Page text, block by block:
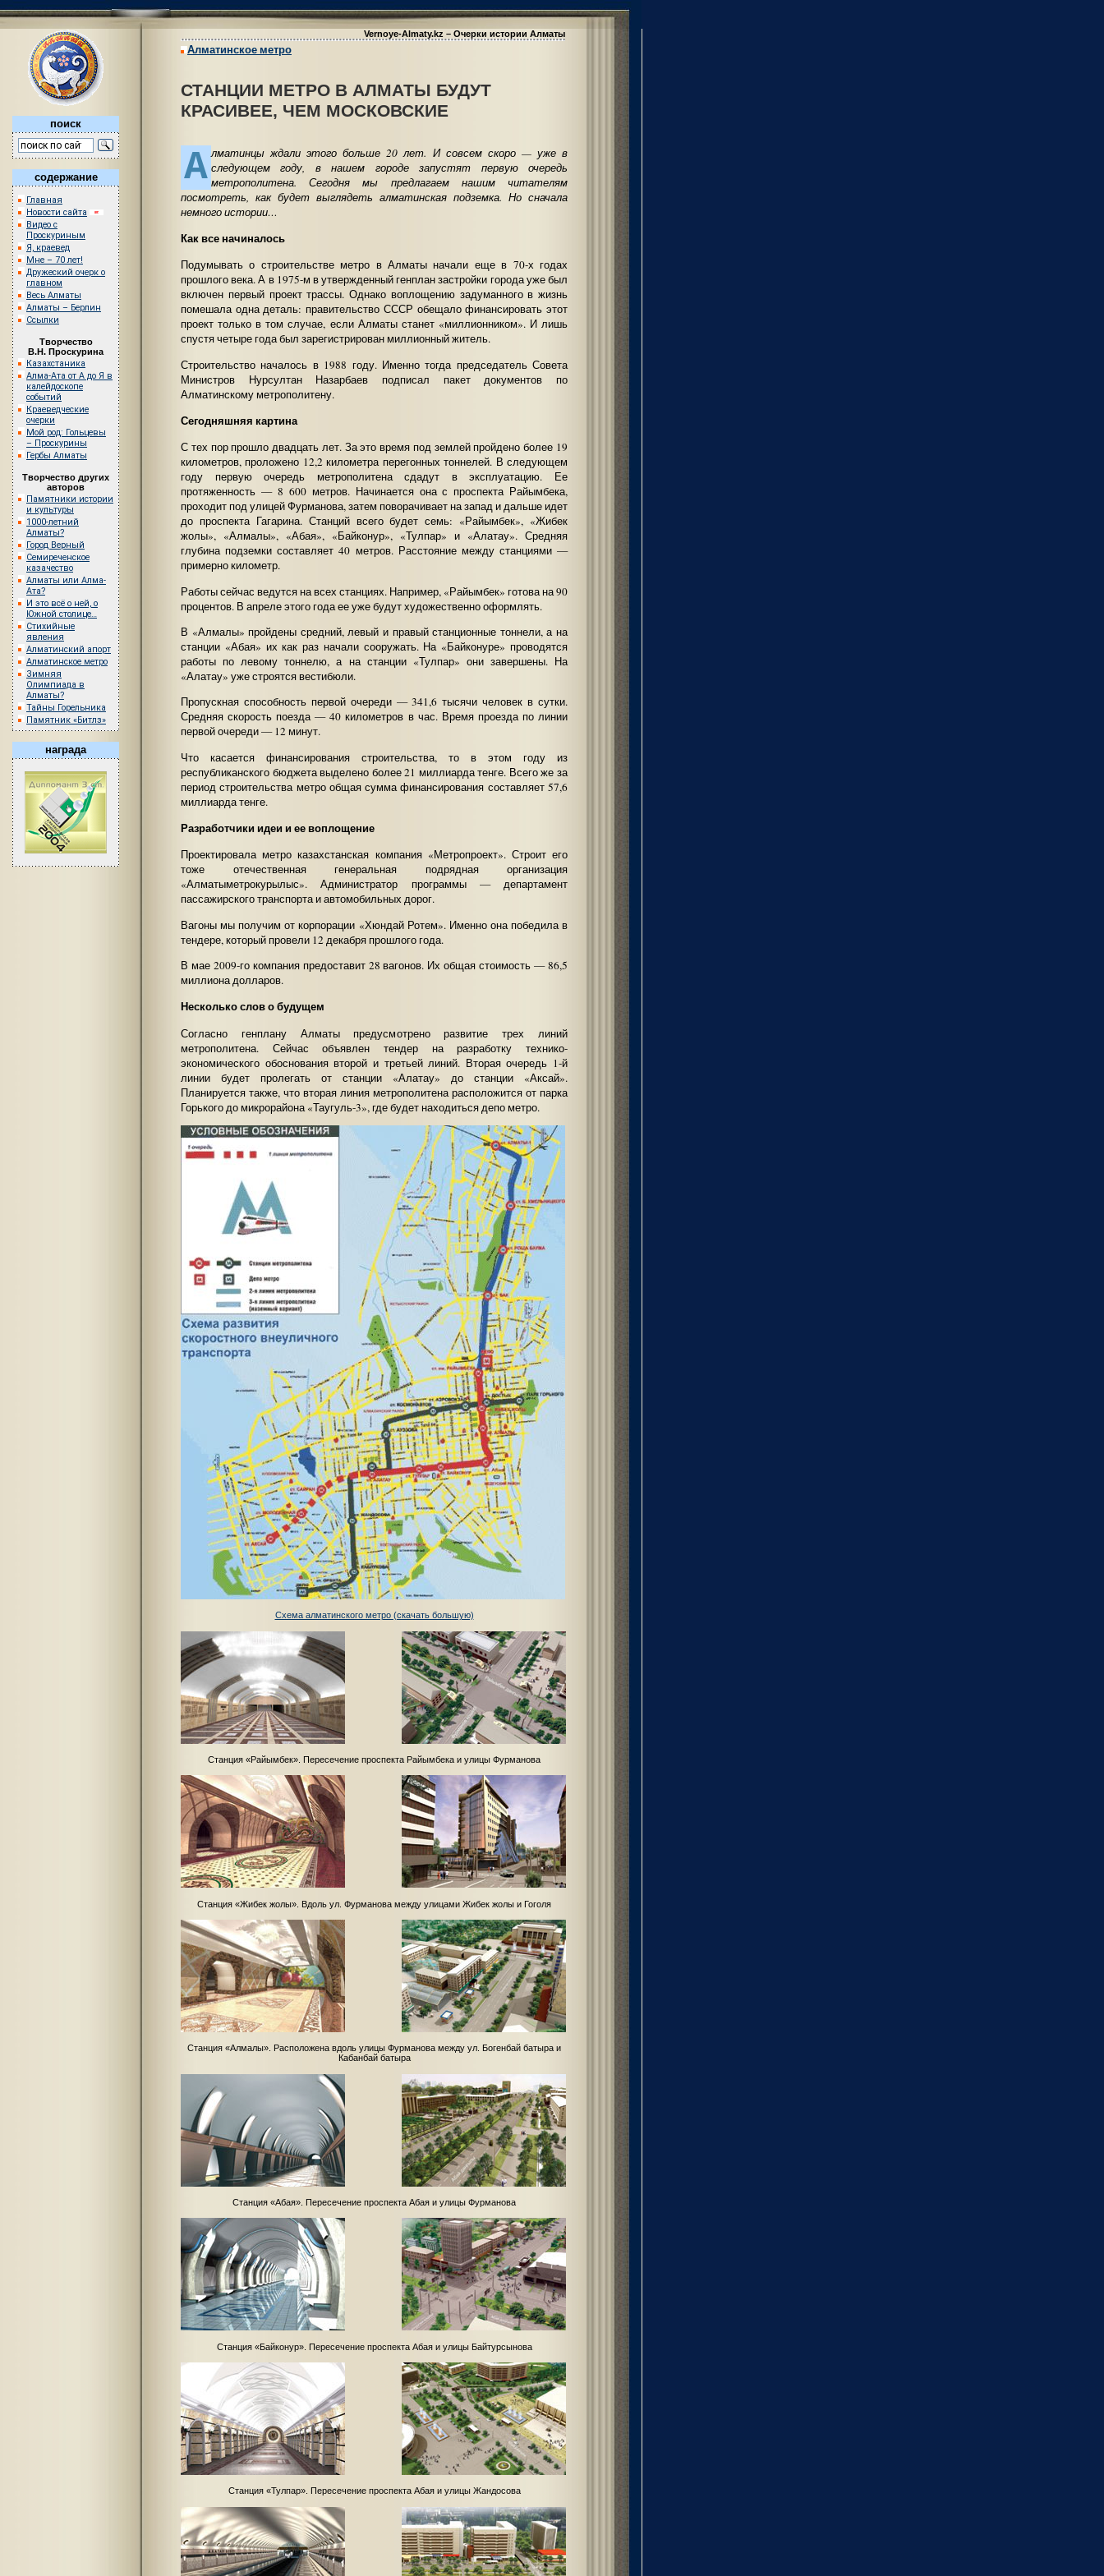
поиск
содержание
Главная
Новости сайта
Видео с
Проскуриным
Я, краевед
Мне – 70 лет!
Дружеский очерк о
главном
Весь Алматы
Алматы – Берлин
Ссылки
Творчество
В.Н. Проскурина
Казахстаника
Алма-Ата от А до Я в
калейдоскопе
событий
Краеведческие
очерки
Мой род: Гольцевы
– Проскурины
Гербы Алматы
Творчество других
авторов
Памятники истории
и культуры
1000-летний
Алматы?
Город Верный
Семиреченское
казачество
Алматы или Алма-
Ата?
И это всё о ней, о
Южной столице…
Стихийные
явления
Алматинский апорт
Алматинское метро
Зимняя
Олимпиада в
Алматы?
Тайны Горельника
Памятник «Битлз»
награда
Vernoye-Almaty.kz – Очерки истории Алматы
Алматинское метро
СТАНЦИИ МЕТРО В АЛМАТЫ БУДУТ
КРАСИВЕЕ, ЧЕМ МОСКОВСКИЕ
А лматинцы ждали этого больше 20 лет. И совсем скоро — уже в
следующем году, в нашем городе запустят первую очередь
метрополитена. Сегодня мы предлагаем нашим читателям
посмотреть, как будет выглядеть алматинская подземка. Но сначала
немного истории…
Как все начиналось
Подумывать о строительстве метро в Алматы начали еще в 70-х годах
прошлого века. А в 1975-м в утвержденный генплан застройки города уже был
включен первый проект трассы. Однако воплощению задуманного в жизнь
помешала одна деталь: правительство СССР обещало финансировать этот
проект только в том случае, если Алматы станет «миллионником». И лишь
спустя четыре года был зарегистрирован миллионный житель.
Строительство началось в 1988 году. Именно тогда председатель Совета
Министров Нурсултан Назарбаев подписал пакет документов по
Алматинскому метрополитену.
Сегодняшняя картина
С тех пор прошло двадцать лет. За это время под землей пройдено более 19
километров, проложено 12,2 километра перегонных тоннелей. В следующем
году первую очередь метрополитена сдадут в эксплуатацию. Ее
протяженность — 8 600 метров. Начинается она с проспекта Райымбека,
проходит под улицей Фурманова, затем поворачивает на запад и дальше идет
до проспекта Гагарина. Станций всего будет семь: «Райымбек», «Жибек
жолы», «Алмалы», «Абая», «Байконур», «Тулпар» и «Алатау». Средняя
глубина подземки составляет 40 метров. Расстояние между станциями —
примерно километр.
Работы сейчас ведутся на всех станциях. Например, «Райымбек» готова на 90
процентов. В апреле этого года ее уже будут художественно оформлять.
В «Алмалы» пройдены средний, левый и правый станционные тоннели, а на
станции «Абая» их как раз начали сооружать. На «Байконуре» проводятся
работы по левому тоннелю, а на станции «Тулпар» они завершены. На
«Алатау» уже строятся вестибюли.
Пропускная способность первой очереди — 341,6 тысячи человек в сутки.
Средняя скорость поезда — 40 километров в час. Время проезда по линии
первой очереди — 12 минут.
Что касается финансирования строительства, то в этом году из
республиканского бюджета выделено более 21 миллиарда тенге. Всего же за
период строительства метро общая сумма финансирования составляет 57,6
миллиарда тенге.
Разработчики идеи и ее воплощение
Проектировала метро казахстанская компания «Метропроект». Строит его
тоже отечественная генеральная подрядная организация
«Алматыметрокурылыс». Администратор программы — департамент
пассажирского транспорта и автомобильных дорог.
Вагоны мы получим от корпорации «Хюндай Ротем». Именно она победила в
тендере, который провели 12 декабря прошлого года.
В мае 2009-го компания предоставит 28 вагонов. Их общая стоимость — 86,5
миллиона долларов.
Несколько слов о будущем
Согласно генплану Алматы предусмотрено развитие трех линий
метрополитена. Сейчас объявлен тендер на разработку технико-
экономического обоснования второй и третьей линий. Вторая очередь 1-й
линии будет пролегать от станции «Алатау» до станции «Аксай».
Планируется также, что вторая линия метрополитена расположится от парка
Горького до микрорайона «Таугуль-3», где будет находиться депо метро.
Схема алматинского метро (скачать большую)
Станция «Райымбек». Пересечение проспекта Райымбека и улицы Фурманова
Станция «Жибек жолы». Вдоль ул. Фурманова между улицами Жибек жолы и Гоголя
Станция «Алмалы». Расположена вдоль улицы Фурманова между ул. Богенбай батыра и
Кабанбай батыра
Станция «Абая». Пересечение проспекта Абая и улицы Фурманова
Станция «Байконур». Пересечение проспекта Абая и улицы Байтурсынова
Станция «Тулпар». Пересечение проспекта Абая и улицы Жандосова